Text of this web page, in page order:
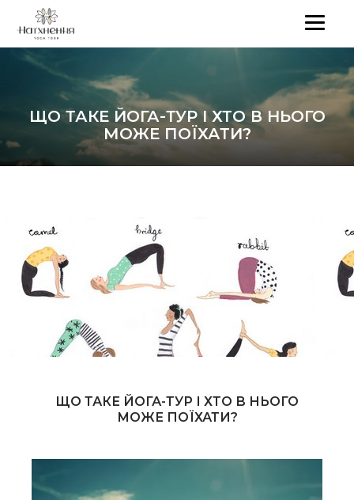
ЩО ТАКЕ ЙОГА-ТУР І ХТО В НЬОГО
МОЖЕ ПОЇХАТИ?
ЩО ТАКЕ ЙОГА-ТУР І ХТО В НЬОГО
МОЖЕ ПОЇХАТИ?